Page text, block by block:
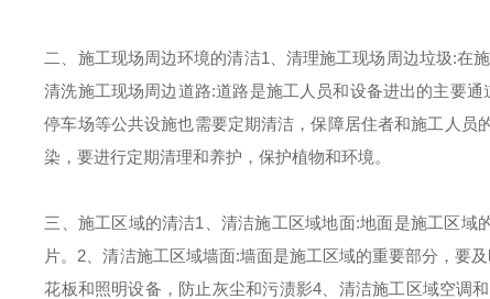
二、施工现场周边环境的清洁1、清理施工现场周边垃圾:在
清洗施工现场周边道路:道路是施工人员和设备进出的主要
停车场等公共设施也需要定期清洁，保障居住者和施工人员
染，要进行定期清理和养护，保护植物和环境。
三、 施工区域的清洁1、清洁施工区域地面:地面是施工区域
片。2、清洁施工区域墙面:墙面是施工区域的重要部分，要
花板和照明设备，防止灰尘和污渍影4、清洁施工区域空调